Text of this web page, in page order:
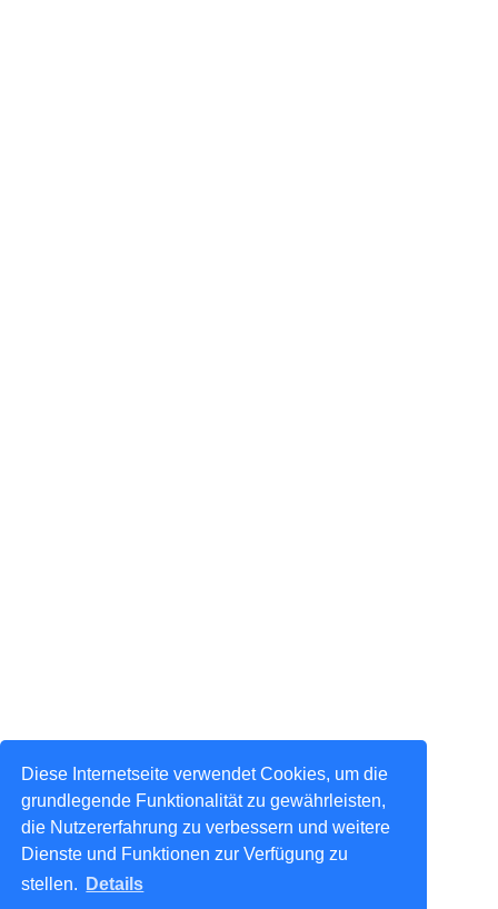
Diese Internetseite verwendet Cookies, um die
grundlegende Funktionalität zu gewährleisten,
die Nutzererfahrung zu verbessern und weitere
Dienste und Funktionen zur Verfügung zu
stellen.
Details